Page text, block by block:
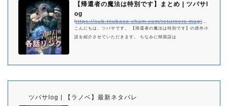
【帰還者の魔法は特別です】まとめ | ツバサl
og
こんにちは、ツバサです。 【帰還者の魔法は特別です】の原作小
説を紹介させていただきます。 ちなみに韓国語は
ツバサlog | 【ラノベ】最新ネタバレ